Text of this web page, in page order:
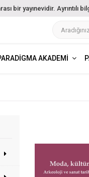
bir yayınevidir. Ayrıntılı
AKADEMI